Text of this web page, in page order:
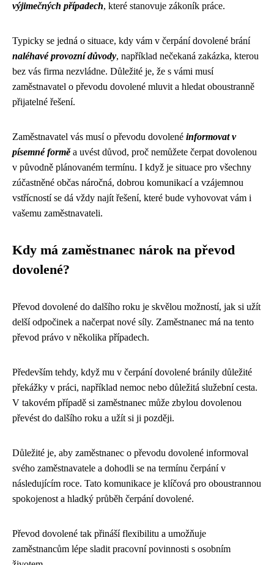
výjimečných případech, které stanovuje zákoník práce.
Typicky se jedná o situace, kdy vám v čerpání dovolené brání
naléhavé provozní důvody, například nečekaná zakázka, kterou
bez vás firma nezvládne. Důležité je, že s vámi musí
zaměstnavatel o převodu dovolené mluvit a hledat oboustranně
přijatelné řešení.
Zaměstnavatel vás musí o převodu dovolené informovat v
písemné forměa uvést důvod, proč nemůžete čerpat dovolenou
v původně plánovaném termínu. I když je situace pro všechny
zúčastněné občas náročná, dobrou komunikací a vzájemnou
vstřícností se dá vždy najít řešení, které bude vyhovovat vám i
vašemu zaměstnavateli.
Kdy má zaměstnanec nárok na převod
dovolené?
Převod dovolené do dalšího roku je skvělou možností, jak si užít
delší odpočinek a načerpat nové síly. Zaměstnanec má na tento
převod právo v několika případech.
Především tehdy, když mu v čerpání dovolené bránily důležité
překážky v práci, například nemoc nebo důležitá služební cesta.
V takovém případě si zaměstnanec může zbylou dovolenou
převést do dalšího roku a užít si ji později.
Důležité je, aby zaměstnanec o převodu dovolené informoval
svého zaměstnavatele a dohodli se na termínu čerpání v
následujícím roce. Tato komunikace je klíčová pro oboustrannou
spokojenost a hladký průběh čerpání dovolené.
Převod dovolené tak přináší flexibilitu a umožňuje
zaměstnancům lépe sladit pracovní povinnosti s osobním